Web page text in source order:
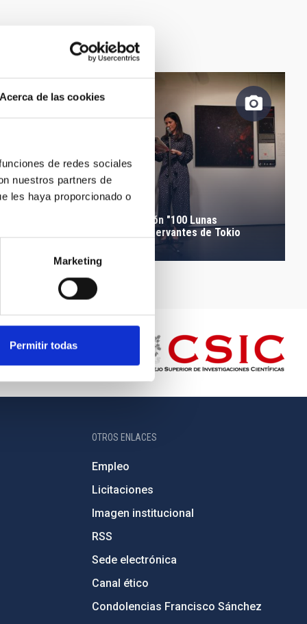
Acerca de las cookies
de redes sociales
nuestros partners de
les haya proporcionado o
Marketing
Permitir todas
Inauguración de la exposición "100 Lunas
cuadradas" en el Instituto Cervantes de Tokio
OTROS ENLACES
Empleo
Licitaciones
Imagen institucional
RSS
Sede electrónica
Canal ético
Condolencias Francisco Sánchez